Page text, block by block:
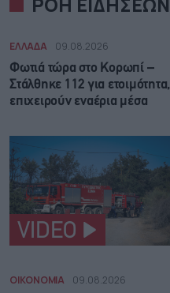
ΡΟΗ ΕΙΔΗΣΕΩΝ
ΕΛΛΑΔΑ 09.08.2026
Φωτιά τώρα στο Κορωπί –
Στάλθηκε 112 για ετοιμότητα,
επιχειρούν εναέρια μέσα
VIDEO
ΟΙΚΟΝΟΜΙΑ 09.08.2026